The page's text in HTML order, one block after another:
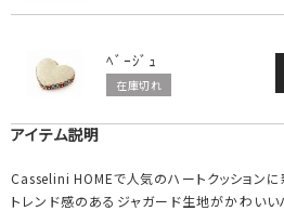
ﾍﾞｰｼﾞｭ
在庫切れ
アイテム説明
Casselini HOMEで人気のハートクッションに
トレンド感のあるジャガード生地がかわいい